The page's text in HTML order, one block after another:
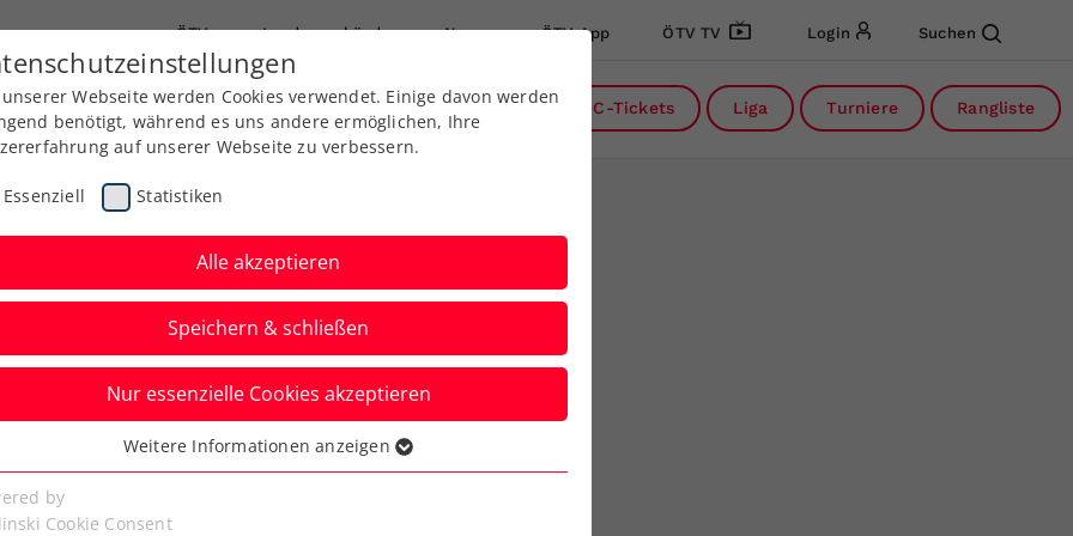
ÖTV Landesverbände News ÖTV App ÖTV TV Login Suchen
Ausbildung Services Über uns DC-Tickets Liga Turniere Rangliste
Schwärzler gewinnt
Erfahrungen
Webseite werden Cookies verwendet. Einige davon werden
benötigt, während es uns andere ermöglichen, Ihre
auf unserer Webseite zu verbessern.
Essenziell Statistiken
Alle akzeptieren
Speichern & schließen
Nur essenzielle Cookies akzeptieren
Cookies werden für grundlegende Funktionen der
benötigt. Dadurch ist gewährleistet, dass die Webseite
Weitere Informationen anzeigen
by
Cookie Consent